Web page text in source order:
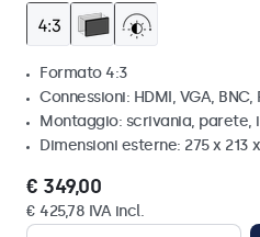
Formato 4:3
Connessioni: HDMI, VGA, BNC,
Montaggio: scrivania, parete,
Dimensioni esterne: 275 x 213
€ 349,00
€ 425,78 IVA incl.